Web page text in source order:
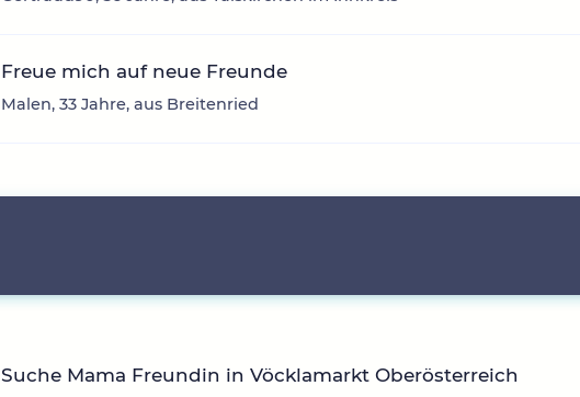
Freue mich auf neue Freunde
Malen, 33 Jahre, aus Breitenried
Suche Mama Freundin in Vöcklamarkt Oberösterreich